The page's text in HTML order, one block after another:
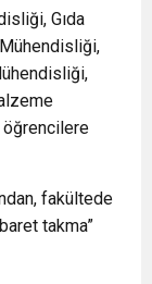
Gıda
fakültede
takma”